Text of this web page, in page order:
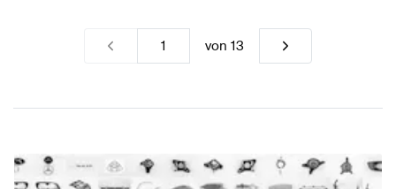
von 13